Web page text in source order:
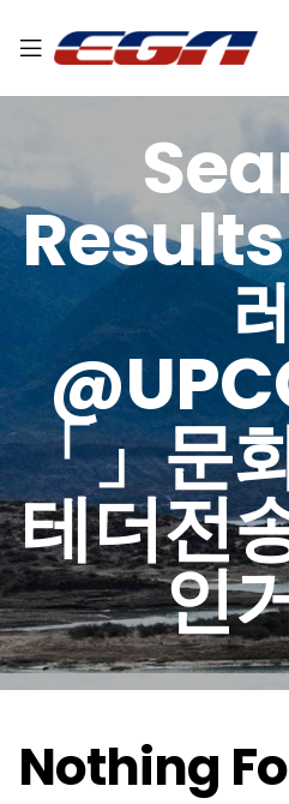
「」문
테더전
인
Nothing